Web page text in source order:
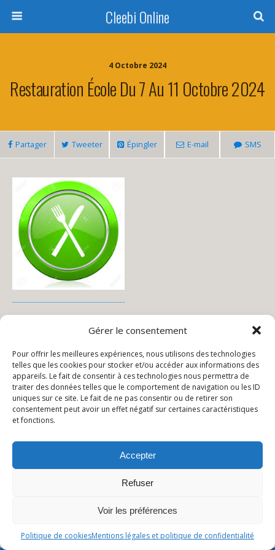
Gérer le consentement
Pour offrir les meilleures expériences, nous utilisons des technologies
telles que les cookies pour stocker et/ou accéder aux informations des
appareils. Le fait de consentir à ces technologies nous permettra de
traiter des données telles que le comportement de navigation ou les ID
uniques sur ce site. Le fait de ne pas consentir ou de retirer son
consentement peut avoir un effet négatif sur certaines caractéristiques
et fonctions.
Accepter
Refuser
Voir les préférences
Politique de cookiesMentions légales et politique de confidentialité
Cleebi Online
4 Octobre 2024
Restauration École Du 7 Au 11 Octobre 2024
Partager Tweeter Épingler E-mail SMS
Menu de la semaine.
Publication Précédente
TPS-PS-MS-GS
Publication Suivante
Retour au début
Mobile Bureau